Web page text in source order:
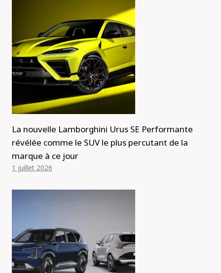
La nouvelle Lamborghini Urus SE Performante
révélée comme le SUV le plus percutant de la
marque à ce jour
1 juillet 2026